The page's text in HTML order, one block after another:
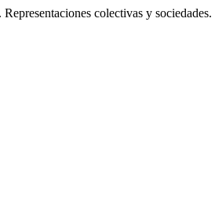
colectivas y sociedades.